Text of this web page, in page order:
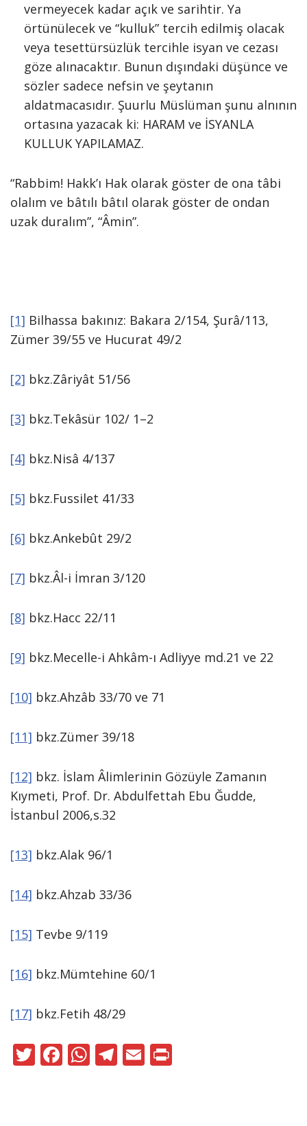
vermeyecek kadar açık ve sarihtir. Ya
örtünülecek ve “kulluk” tercih edilmiş olacak
veya tesettürsüzlük tercihle isyan ve cezası
göze alınacaktır. Bunun dışındaki düşünce ve
sözler sadece nefsin ve şeytanın
aldatmacasıdır. Şuurlu Müslüman şunu alnının
ortasına yazacak ki: HARAM ve İSYANLA
KULLUK YAPILAMAZ.
“Rabbim! Hakk’ı Hak olarak göster de ona tâbi
olalım ve bâtılı bâtıl olarak göster de ondan
uzak duralım”, “Âmin”.
[1] Bilhassa bakınız: Bakara 2/154, Şurâ/113,
Zümer 39/55 ve Hucurat 49/2
[2] bkz.Zâriyât 51/56
[3] bkz.Tekâsür 102/ 1–2
[4] bkz.Nisâ 4/137
[5] bkz.Fussilet 41/33
[6] bkz.Ankebût 29/2
[7] bkz.Âl-i İmran 3/120
[8] bkz.Hacc 22/11
[9] bkz.Mecelle-i Ahkâm-ı Adliyye md.21 ve 22
[10] bkz.Ahzâb 33/70 ve 71
[11] bkz.Zümer 39/18
[12] bkz. İslam Âlimlerinin Gözüyle Zamanın
Kıymeti, Prof. Dr. Abdulfettah Ebu Ğudde,
İstanbul 2006,s.32
[13] bkz.Alak 96/1
[14] bkz.Ahzab 33/36
[15] Tevbe 9/119
[16] bkz.Mümtehine 60/1
[17] bkz.Fetih 48/29
T F W T E